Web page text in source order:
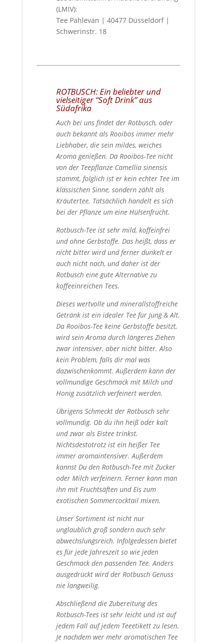
(LMIV):
Tee Pahlevan | 40477 Düsseldorf |
Schwerinstr. 18
ROTBUSCH: Ein beliebter und
vielseitiger “Soft Drink” aus
Südafrika
Auch bei uns findet der Rotbusch, oder
auch bekannt als Rooibos immer mehr
Liebhaber, die sein mildes, weiches
Aroma genießen. Da Rooibos-Tee nicht
von der Teepflanze Camellia sinensis
stammt, folglich ist er kein echter Tee im
klassischen Sinne, sondern zählt als
Kräutertee. Tatsächlich handelt es sich
bei der Pflanze um eine Hülsenfrucht.
Rotbusch-Tee ist sehr mild, koffeinfrei
und ohne Gerbstoffe. Das heißt, dass er
nicht bitter wird und ferner dunkelt er
auch nicht nach, und daher ist der
Rotbusch eine gute Alternative zu
koffeeinreichen Tees.
Dieses wertvolle und minerallstoffreiche
Getränk ist ein idealer Tee für Jung & Alt.
Da Rooibos-Tee keine Gerbstoffe besitzt,
wird sein Aroma durch längeres Ziehen
zwar intensiver, aber nicht bitter. Also
kein Problem, falls dir mal was
dazwischenkommt. Außerdem kann der
vollmundige Geschmack mit Milch und
Honig zusätzlich verfeinert werden.
Übrigens Schmeckt der Rotbusch sehr
vollmundig. Ob du ihn heiß oder kalt
und zwar als Eistee trinkst.
Nichtsdestotrotz ist ein heißer Tee
immer aromaintensiver. Außerdem
kannst Du den Rotbusch-Tee mit Zucker
oder Milch verfeinern. Ferner kann man
ihn mit Fruchtsäften und Eis zum
exotischen Sommercocktail mixen.
Unser Sortiment ist nicht nur
unglaublich groß sondern auch sehr
abwechslungsreich. Infolgedessen bietet
es für jede Jahreszeit so wie jeden
Geschmack den passenden Tee. Anders
ausgedrückt wird der Rotbusch Genuss
nie langweilig.
Abschließend die Zubereitung des
Rotbusch-Tees ist sehr leicht und ist auf
jedem Fall auf jedem Teeetikett zu lesen.
Je nachdem wer mehr aromatischen Tee